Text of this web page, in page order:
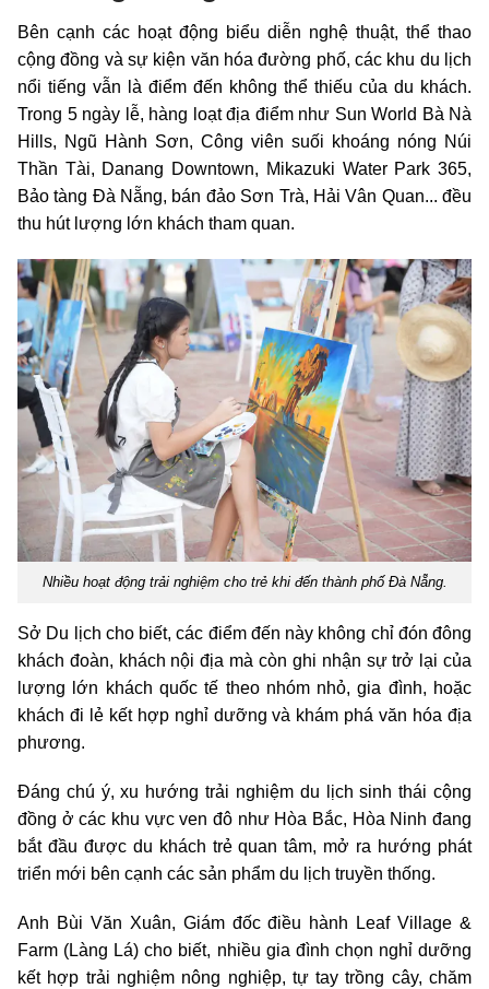
Bên cạnh các hoạt động biểu diễn nghệ thuật, thể thao
cộng đồng và sự kiện văn hóa đường phố, các khu du lịch
nổi tiếng vẫn là điểm đến không thể thiếu của du khách.
Trong 5 ngày lễ, hàng loạt địa điểm như Sun World Bà Nà
Hills, Ngũ Hành Sơn, Công viên suối khoáng nóng Núi
Thần Tài, Danang Downtown, Mikazuki Water Park 365,
Bảo tàng Đà Nẵng, bán đảo Sơn Trà, Hải Vân Quan... đều
thu hút lượng lớn khách tham quan.
Nhiều hoạt động trải nghiệm cho trẻ khi đến thành phố Đà Nẵng.
Sở Du lịch cho biết, các điểm đến này không chỉ đón đông
khách đoàn, khách nội địa mà còn ghi nhận sự trở lại của
lượng lớn khách quốc tế theo nhóm nhỏ, gia đình, hoặc
khách đi lẻ kết hợp nghỉ dưỡng và khám phá văn hóa địa
phương.
Đáng chú ý, xu hướng trải nghiệm du lịch sinh thái cộng
đồng ở các khu vực ven đô như Hòa Bắc, Hòa Ninh đang
bắt đầu được du khách trẻ quan tâm, mở ra hướng phát
triển mới bên cạnh các sản phẩm du lịch truyền thống.
Anh Bùi Văn Xuân, Giám đốc điều hành Leaf Village &
Farm (Làng Lá) cho biết, nhiều gia đình chọn nghỉ dưỡng
kết hợp trải nghiệm nông nghiệp, tự tay trồng cây, chăm